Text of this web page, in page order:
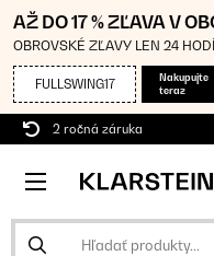
AŽ DO 17 % ZĽAVA V
OBROVSKÉ ZĽAVY LEN 24
FULLSWING17
Nakupujte
teraz
2 ročná záruka